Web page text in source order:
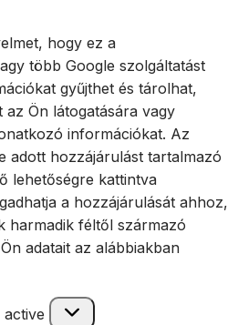
hogy ez a
több Google szolgáltatást
gyűjthet és tárolhat,
Ön látogatására vagy
információkat. Az
adott hozzájárulást tartalmazó
lehetőségre kattintva
a hozzájárulását ahhoz,
harmadik féltől származó
adatait az alábbiakban